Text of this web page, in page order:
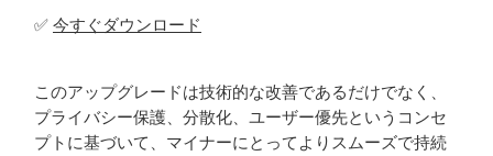
✅ 今すぐダウンロード
このアップグレードは技術的な改善であるだけでなく、
プライバシー保護、分散化、ユーザー優先というコンセ
プトに基づいて、マイナーにとってよりスムーズで持続